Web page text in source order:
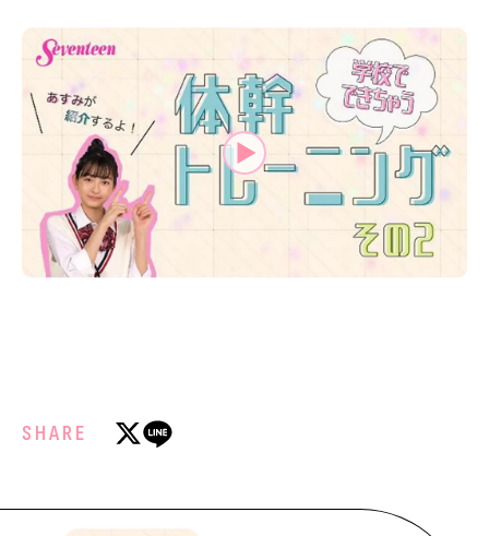
お悩み相談
TikTok
Instagram
YouTube
FORTUNE
ゲッターズ飯田
MISS SEVENTEEN
ミスセブンティーンニュース
SHARE